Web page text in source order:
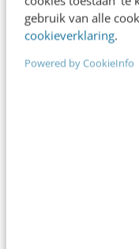
gebruik van alle
cookieverklaring.
Powered by CookieInfo